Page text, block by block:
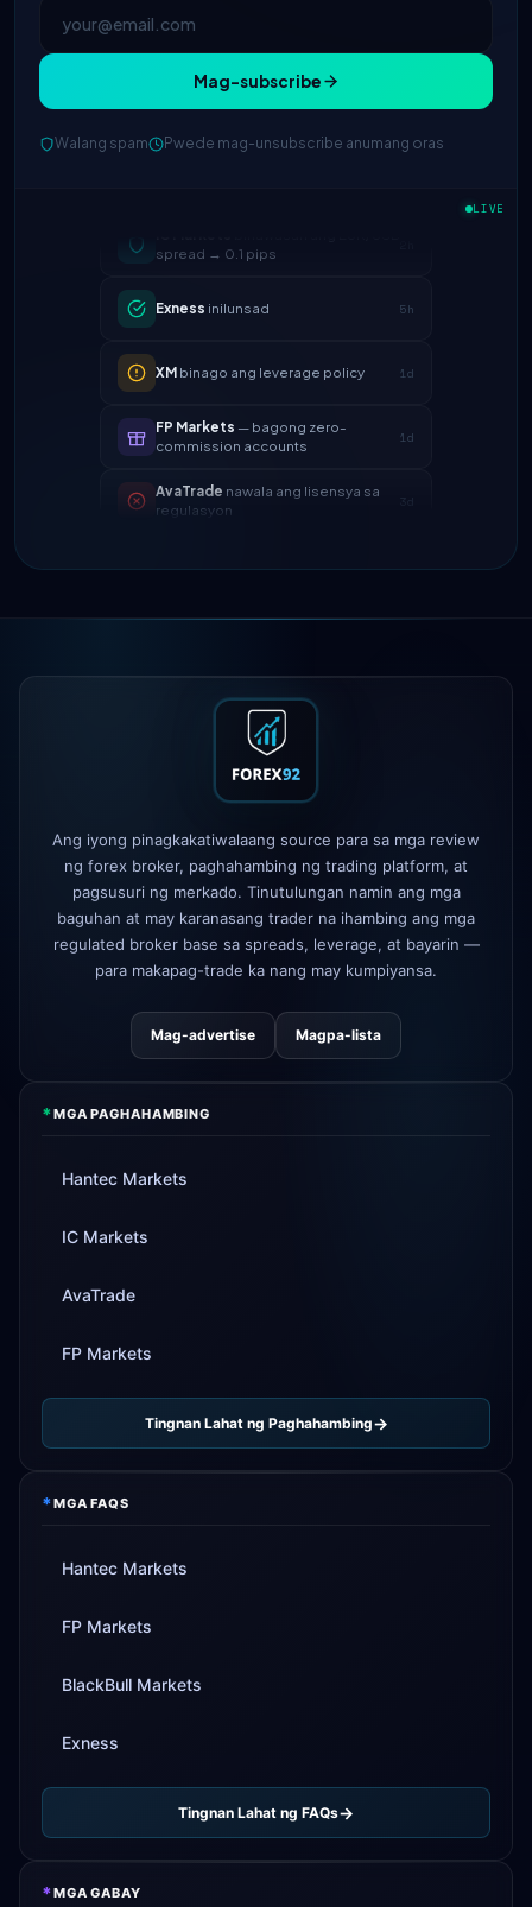
Mag-subscribe
Walang spam Pwede mag-unsubscribe anumang oras
LIVE
commission accounts
regulasyon
binago ang leverage policy
FP Markets— bagong zero-
commission accounts
AvaTradenawala ang lisensya sa
regulasyon
3d
Tickmillbilis ng withdrawal ngayon
ay 24h
4d
Ang iyong pinagkakatiwalaang source para sa mga review
ng forex broker, paghahambing ng trading platform, at
pagsusuri ng merkado. Tinutulungan namin ang mga
baguhan at may karanasang trader na ihambing ang mga
regulated broker base sa spreads, leverage, at bayarin —
para makapag-trade ka nang may kumpiyansa.
Mag-advertise Magpa-lista
*MGA PAGHAHAMBING
Hantec Markets
IC Markets
AvaTrade
FP Markets
Tingnan Lahat ng Paghahambing
*MGA FAQS
Hantec Markets
FP Markets
BlackBull Markets
Exness
Tingnan Lahat ng FAQs
*MGA GABAY